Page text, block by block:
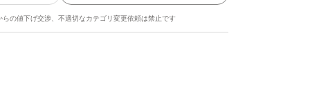
らの値下げ交渉、不適切なカテゴリ変更依頼は禁止です